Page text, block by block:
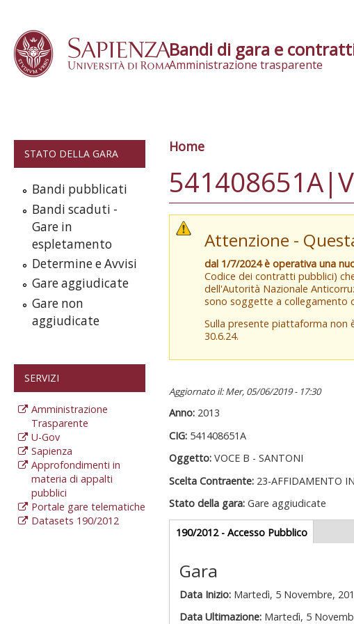
Bandi di gara e
Amministrazione trasparente
STATO DELLA GARA
Bandi pubblicati
Bandi scaduti -
Gare in
espletamento
Determine e Avvisi
Gare aggiudicate
Gare non
aggiudicate
SERVIZI
Amministrazione
Trasparente
U-Gov
Sapienza
Approfondimenti in
materia di appalti
pubblici
Portale gare telematiche
Datasets 190/2012
Tu sei qui
Home
Attenzione -
dal 1/7/2024 è operativa una
Codice dei contratti pubblici)
dell'Autorità Nazionale
sono soggette a collegamento
Sulla presente piattaforma non
30.6.24.
Aggiornato il: Mer, 05/06/2019 - 17:30
Anno: 2013
CIG: 541408651A
Oggetto: VOCE B - SANTONI
Scelta Contraente: 23-AFFIDAMENTO
Stato della gara: Gare aggiudicate
Gare appalti
190/2012 - Accesso Pubblico(scheda
attiva)
Gara
Data Inizio: Martedì, 5 Novembre,
Data Ultimazione: Martedì, 5